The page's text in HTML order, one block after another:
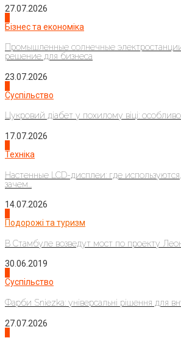
27.07.2026
Бізнес та економіка
Промышленные солнечные
решение для бизнеса
23.07.2026
Суспільство
Цукровий діабет у похилому віці:
17.07.2026
Техніка
Настенные LCD-дисплеи: где
зачем...
14.07.2026
Подорожі та туризм
В Стамбуле возведут мост по проекту
30.06.2019
Суспільство
Фарби Sniezka: універсальні рішення для
27.07.2026